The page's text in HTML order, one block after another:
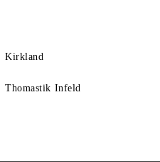
Kirkland
Thomastik Infeld